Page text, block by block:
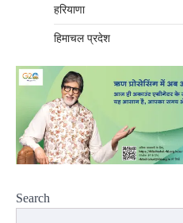
हरियाणा
हिमाचल प्रदेश
Search